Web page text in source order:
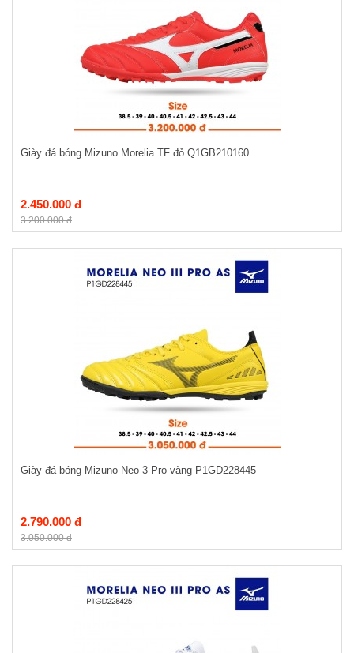
Giày đá bóng Mizuno Morelia TF đỏ Q1GB210160
2.450.000 đ
3.200.000 đ
Giày đá bóng Mizuno Neo 3 Pro vàng P1GD228445
2.790.000 đ
3.050.000 đ